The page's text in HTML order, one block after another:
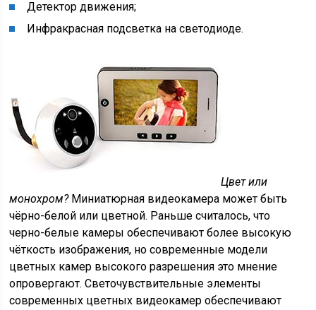
Детектор движения;
Инфракрасная подсветка на светодиоде.
Цвет или
монохром?Миниатюрная видеокамера может быть
чёрно-белой или цветной. Раньше считалось, что
черно-белые камеры обеспечивают более высокую
чёткость изображения, но современные модели
цветных камер высокого разрешения это мнение
опровергают. Светочувствительные элементы
современных цветных видеокамер обеспечивают